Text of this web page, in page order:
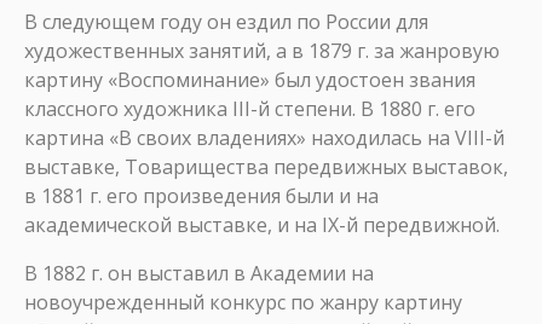
В следующем году он ездил по России для
художественных занятий, а в 1879 г. за жанровую
картину «Воспоминание» был удостоен звания
классного художника III-й степени. В 1880 г. его
картина «В своих владениях» находилась на VIII-й
выставке, Товарищества передвижных выставок,
в 1881 г. его произведения были и на
академической выставке, и на IX-й передвижной.
В 1882 г. он выставил в Академии на
новоучрежденный конкурс по жанру картину